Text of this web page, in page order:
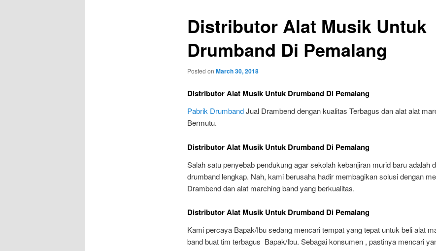
Distributor Alat Musik Untuk
Drumband Di Pemalang
Posted on March 30, 2018
Distributor Alat Musik Untuk Drumband Di Pemalang
Pabrik DrumbandJual Drambend dengan kualitas Terbagus dan alat alat
Bermutu.
Distributor Alat Musik Untuk Drumband Di Pemalang
Salah satu penyebab pendukung agar sekolah kebanjiran murid baru adalah
drumband lengkap. Nah, kami berusaha hadir membagikan solusi dengan
Drambend dan alat marching band yang berkualitas.
Distributor Alat Musik Untuk Drumband Di Pemalang
Kami percaya Bapak/Ibu sedang mencari tempat yang tepat untuk beli alat
band buat tim terbagus Bapak/Ibu. Sebagai konsumen , pastinya mencari